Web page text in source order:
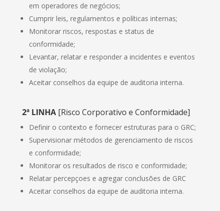
em operadores de negócios;
Cumprir leis, regulamentos e políticas internas;
Monitorar riscos, respostas e status de
conformidade;
Levantar, relatar e responder a incidentes e eventos
de violação;
Aceitar conselhos da equipe de auditoria interna.
2ª LINHA [Risco Corporativo e Conformidade]
Definir o contexto e fornecer estruturas para o GRC;
Supervisionar métodos de gerenciamento de riscos
e conformidade;
Monitorar os resultados de risco e conformidade;
Relatar percepçoes e agregar conclusões de GRC
Aceitar conselhos da equipe de auditoria interna.